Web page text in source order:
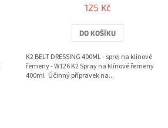
125 Kč
DO KOŠÍKU
K2 BELT DRESSING 400ML - sprej na klínové
řemeny - W126 K2 Spray na klínové řemeny
400ml Účinný přípravek na...